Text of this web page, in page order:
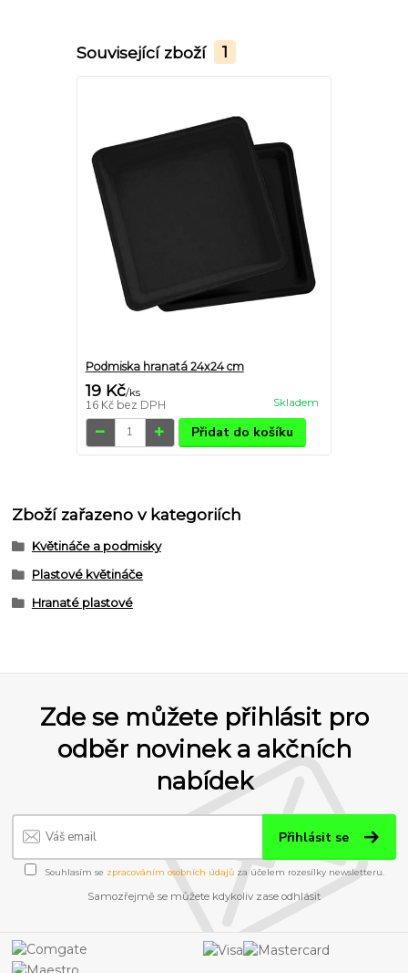
Související zboží 1
Podmiska hranatá 24x24 cm
19 Kč/ks
16 Kč bez DPH Skladem
Přidat do košíku
Zboží zařazeno v kategoriích
Květináče a podmisky
Plastové květináče
Hranaté plastové
Zde se můžete přihlásit pro
odběr novinek a akčních
nabídek
Přihlásit se
Souhlasím se zpracováním osobních údajůza účelem rozesílky newsletteru.
Samozřejmě se můžete kdykoliv zase odhlásit